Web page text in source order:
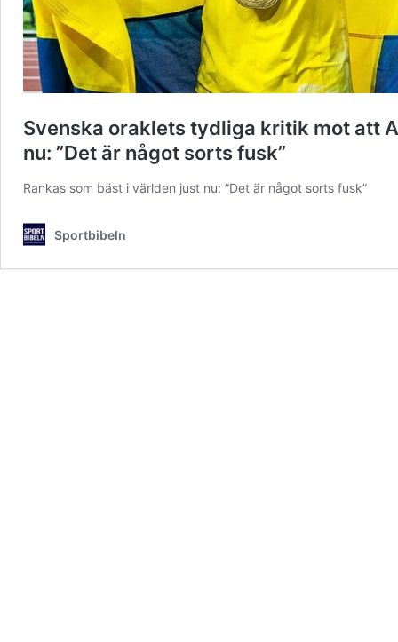
Svenska oraklets tydliga kritik mot att
nu: ”Det är något sorts fusk”
Rankas som bäst i världen just nu: ”Det är något sorts fusk”
Sportbibeln